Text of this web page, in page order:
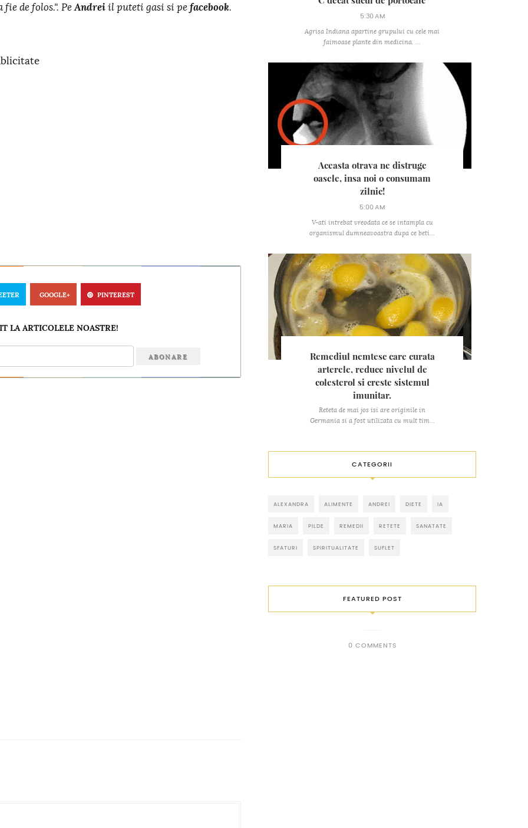
de folos.". Pe Andrei il puteti gasi si pe facebook.
GOOGLE+ PINTEREST
LA ARTICOLELE NOASTRE!
5:30 AM
Agrisa Indiana apartine grupului cu cele mai
faimoase plante din medicina. ...
Aceasta otrava ne distruge
oasele, insa noi o consumam
zilnic!
5:00 AM
V-ati intrebat vreodata ce se intampla cu
organismul dumneavoastra dupa ce beti...
Remediul nemtesc care curata
arterele, reduce nivelul de
colesterol si creste sistemul
imunitar.
Reteta de mai jos isi are originile in
Germania si a fost utilizata cu mult tim...
CATEGORII
ALEXANDRA ALIMENTE ANDREI DIETE IA
MARIA PILDE REMEDII RETETE SANATATE
SFATURI SPIRITUALITATE SUFLET
FEATURED POST
0 COMMENTS